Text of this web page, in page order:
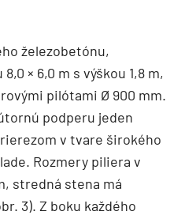
železobetónu,
× 6,0 m s výškou 1,8 m,
pilótami Ø 900 mm.
podperu jeden
v tvare širokého
Rozmery piliera v
stredná stena má
3). Z boku každého